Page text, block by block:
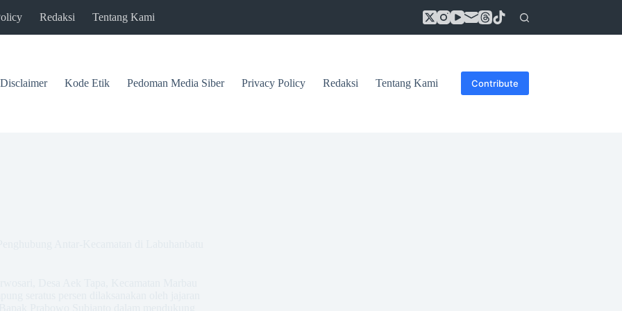
Redaksi Tentang Kami
Disclaimer Kode Etik Pedoman Media Siber Privacy Policy Redaksi Tentang Kami Contribute